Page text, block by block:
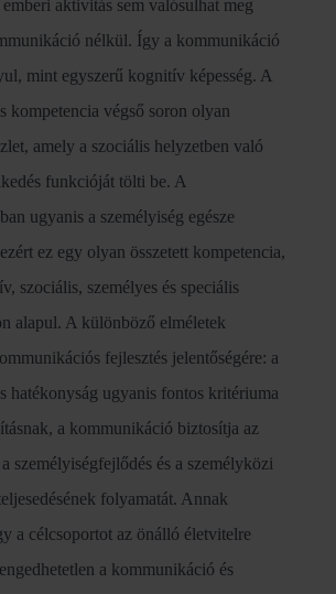
aktivitás sem valósulhat meg
nélkül. Így a kommunikáció
mint egyszerű kognitív képesség. A
kompetencia végső soron olyan
amely a szociális helyzetben való
funkcióját tölti be. A
ugyanis a személyiség egésze
ez egy olyan összetett kompetencia,
szociális, személyes és speciális
alapul. A különböző elméletek
fejlesztés jelentőségére: a
hatékonyság ugyanis fontos kritériuma
a kommunikáció biztosítja az
személyiségfejlődés és a személyközi
folyamatát. Annak
a célcsoportot az önálló életvitelre
a kommunikáció és